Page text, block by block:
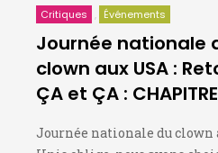
Critiques Événements
Journée nationale
clown aux USA :
ÇA et ÇA :
Journée nationale du clown